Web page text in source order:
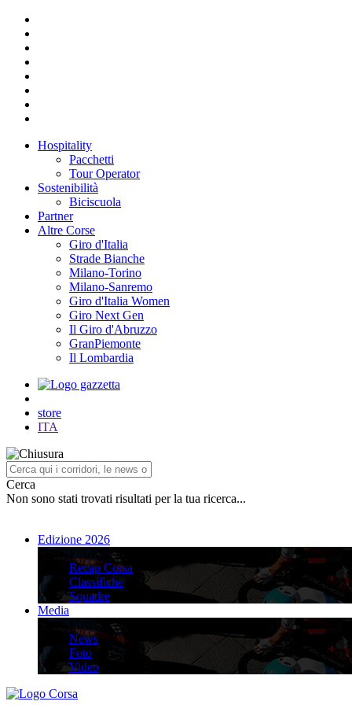
Hospitality
Pacchetti
Tour Operator
Sostenibilità
Biciscuola
Partner
Altre Corse
Giro d'Italia
Strade Bianche
Milano-Torino
Milano-Sanremo
Giro d'Italia Women
Giro Next Gen
Il Giro d'Abruzzo
GranPiemonte
Il Lombardia
store
ITA
Cerca
Non sono stati trovati risultati per la tua ricerca...
Edizione 2026
Edizione 2026
Recap Corsa
Classifiche
Squadre
Media
Media
News
Foto
Video